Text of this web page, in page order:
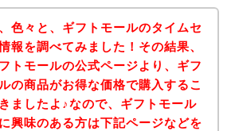
色々と、ギフトモールのタイムセ
報を調べてみました！その結果、
トモールの公式ページより、ギフ
の商品がお得な価格で購入するこ
ましたよ♪なので、ギフトモール
興味のある方は下記ページなどを